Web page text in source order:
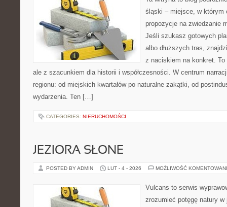
śląski – miejsce, w którym
propozycje na zwiedzanie
Jeśli szukasz gotowych
albo dłuższych tras,
z naciskiem na konkret.
ale z szacunkiem dla historii i współczesności. W centrum
regionu: od miejskich kwartałów po naturalne zakątki, od
wydarzenia. Ten […]
CATEGORIES: NIERUCHOMOŚCI
JEZIORA SŁONE
POSTED BY ADMIN LUT - 4 - 2026 MOŻLIWOŚĆ
Vulcans to serwis
zrozumieć potęgę natury w